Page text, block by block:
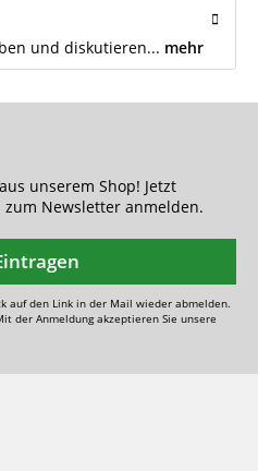
und diskutieren... mehr
unserem Shop! Jetzt
Newsletter anmelden.
auf den Link in der Mail wieder abmelden.
der Anmeldung akzeptieren Sie unsere